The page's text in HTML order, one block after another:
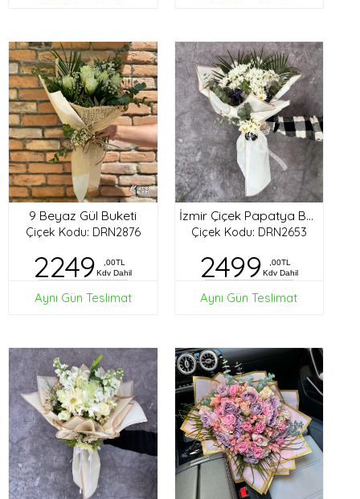
9 Beyaz Gül Buketi
Çiçek Kodu: DRN2876
2249
,00TL
Kdv Dahil
Aynı Gün Teslimat
İzmir Çiçek Papatya Buketi
Çiçek Kodu: DRN2653
2499
,00TL
Kdv Dahil
Aynı Gün Teslimat